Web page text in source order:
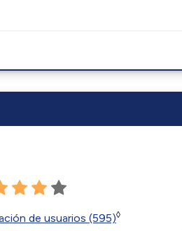
de usuarios (595)◊